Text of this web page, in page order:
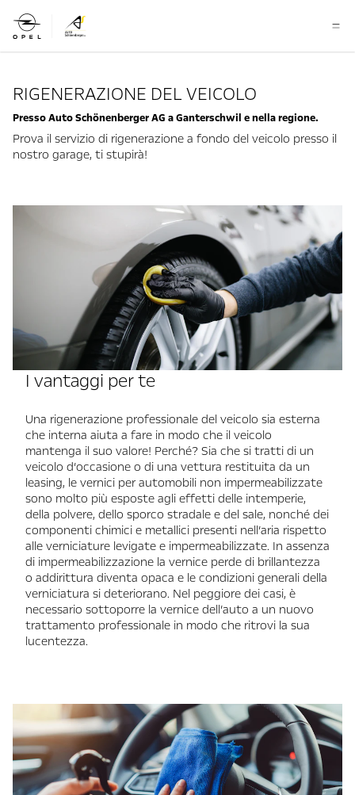
RIGENERAZIONE DEL VEICOLO
Presso Auto Schönenberger AG a Ganterschwil e nella regione.
Prova il servizio di rigenerazione a fondo del veicolo presso il
nostro garage, ti stupirà!
I vantaggi per te
Una rigenerazione professionale del veicolo sia esterna
che interna aiuta a fare in modo che il veicolo
mantenga il suo valore! Perché? Sia che si tratti di un
veicolo d’occasione o di una vettura restituita da un
leasing, le vernici per automobili non impermeabilizzate
sono molto più esposte agli effetti delle intemperie,
della polvere, dello sporco stradale e del sale, nonché dei
componenti chimici e metallici presenti nell’aria rispetto
alle verniciature levigate e impermeabilizzate. In assenza
di impermeabilizzazione la vernice perde di brillantezza
o addirittura diventa opaca e le condizioni generali della
verniciatura si deteriorano. Nel peggiore dei casi, è
necessario sottoporre la vernice dell’auto a un nuovo
trattamento professionale in modo che ritrovi la sua
lucentezza.